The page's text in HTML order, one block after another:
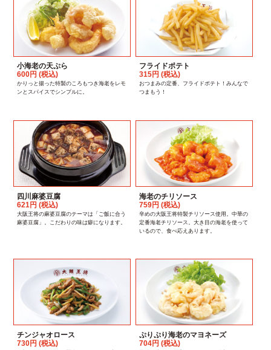
小海老の天ぷら
600円 (税込)
かりっと揚った特製のころもつき海老をレモ
ンとスパイスでシンプルに。
フライドポテト
315円 (税込)
おつまみの定番、フライドポテト！みんなで
つまもう！
四川麻婆豆腐
621円 (税込)
大阪王将の麻婆豆腐のテーマは「ご飯に合う
麻婆豆腐」。こだわりの味は癖になります。
海老のチリソース
759円 (税込)
辛めの大阪王将特製チリソース使用。中華の
定番海老チリソース。大き目の海老を使って
いるので、食べ応えあります。
チンジャオロース
730円 (税込)
ぷりぷり海老のマヨネーズ
704円 (税込)